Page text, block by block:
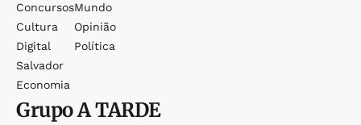
Concursos
Cultura
Digital
Salvador
Economia
Mundo
Opinião
Política
GrupoA TARDE